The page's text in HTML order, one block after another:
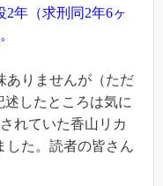
年（求刑同2年6ヶ
ありませんが（ただ
述したところは気に
れていた香山リカ
した。読者の皆さん